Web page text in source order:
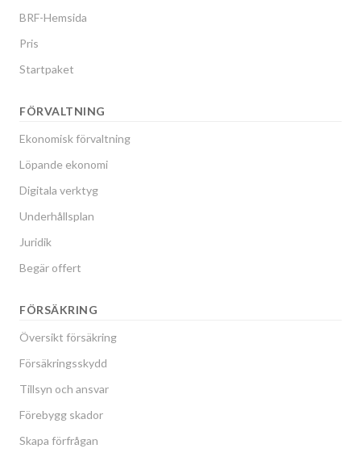
BRF-Hemsida
Pris
Startpaket
FÖRVALTNING
Ekonomisk förvaltning
Löpande ekonomi
Digitala verktyg
Underhållsplan
Juridik
Begär offert
FÖRSÄKRING
Översikt försäkring
Försäkringsskydd
Tillsyn och ansvar
Förebygg skador
Skapa förfrågan